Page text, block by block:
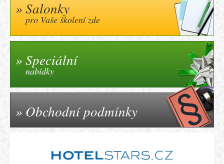
Salonky
pro Vaše školení zde
Speciální
nabídky
Obchodní podmínky